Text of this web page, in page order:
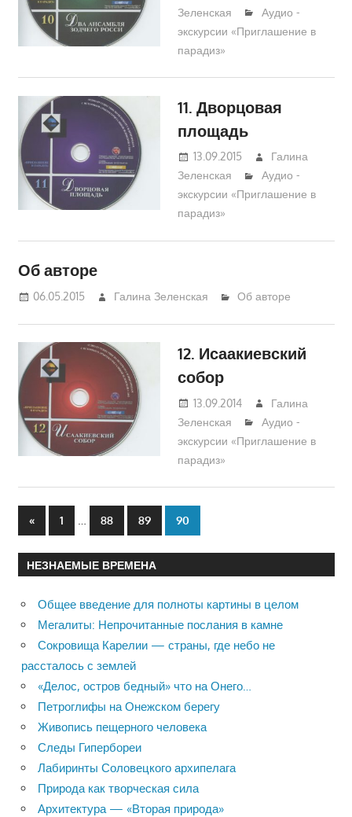
Зеленская
Аудио -
экскурсии «Приглашение в
парадиз»
11. Дворцовая
площадь
13.09.2015
Галина
Зеленская
Аудио -
экскурсии «Приглашение в
парадиз»
Об авторе
06.05.2015 Галина Зеленская Об авторе
12. Исаакиевский
собор
13.09.2014
Галина
Зеленская
Аудио -
экскурсии «Приглашение в
парадиз»
Пагинация
записей
«Previous
Posts
1 88 89 90
НЕЗНАЕМЫЕ ВРЕМЕНА
Общее введение для полноты картины в целом
Мегалиты: Непрочитанные послания в камне
Сокровища Карелии — страны, где небо не
рассталось с землей
«Делос, остров бедный» что на Онего…
Петроглифы на Онежском берегу
Живопись пещерного человека
Следы Гипербореи
Лабиринты Соловецкого архипелага
Природа как творческая сила
Архитектура — «Вторая природа»